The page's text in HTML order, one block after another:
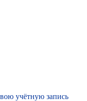
учётную запись